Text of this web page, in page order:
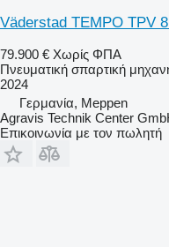
Väderstad TEMPO TPV
79.900 € Χωρίς ΦΠΑ
Πνευματική σπαρτική
2024
Γερμανία, Meppen
Agravis Technik Center
Επικοινωνία με τον πωλητή